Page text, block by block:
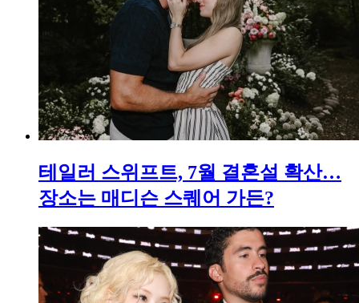
테일러 스위프트, 7월 결혼설 확산…
장소는 매디슨 스퀘어 가든?